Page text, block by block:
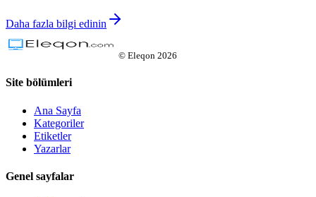
Daha fazla bilgi edinin
© Eleqon 2026
Site bölümleri
Ana Sayfa
Kategoriler
Etiketler
Yazarlar
Genel sayfalar